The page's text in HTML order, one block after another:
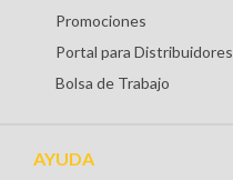
Promociones
Portal para Distribuidores
Bolsa de Trabajo
AYUDA